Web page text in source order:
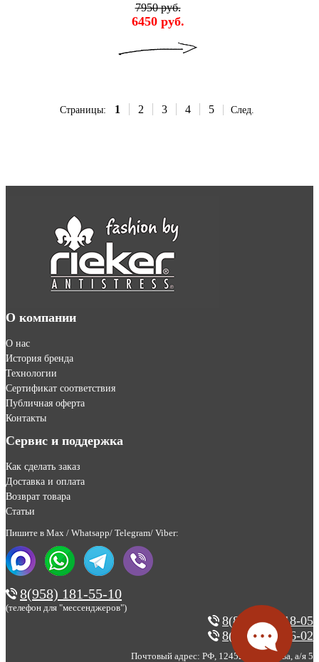
7950 руб.
6450 руб.
Страницы: 1 2 3 4 5 След.
О компании
О нас
История бренда
Технологии
Сертификат соответствия
Публичная оферта
Контакты
Сервис и поддержка
Как сделать заказ
Доставка и оплата
Возврат товара
Статьи
Пишите в Max / Whatsapp/ Telegram/ Viber:
8(958) 181-55-10
(телефон для "мессенджеров")
8(800) 200-18-05
8(495) 123-46-02
Почтовый адрес: РФ, 124527, г. Москва, а/я 5